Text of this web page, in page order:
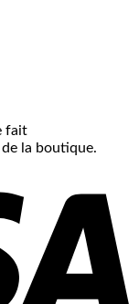
fait
la boutique.